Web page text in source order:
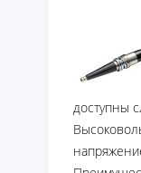
доступны